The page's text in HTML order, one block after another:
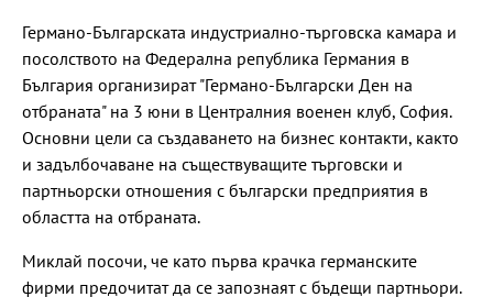
Германо-Българската индустриално-търговска камара и
посолството на Федерална република Германия в
България организират "Германо-Български Ден на
отбраната" на 3 юни в Централния военен клуб, София.
Основни цели са създаването на бизнес контакти, както
и задълбочаване на съществуващите търговски и
партньорски отношения с български предприятия в
областта на отбраната.
Миклай посочи, че като първа крачка германските
фирми предочитат да се запознаят с бъдещи партньори.